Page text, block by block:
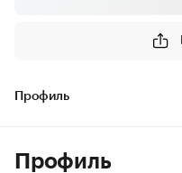
Профиль
Профиль